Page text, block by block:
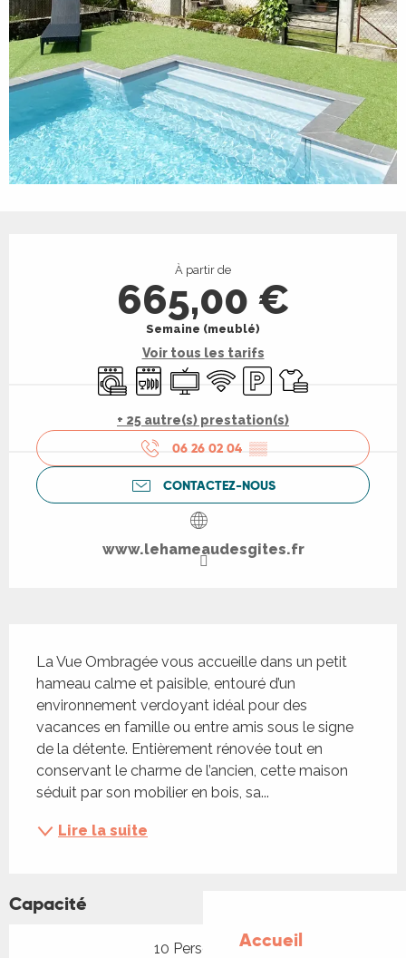
Accueil
À partir de
665,00 €
Semaine (meublé)
Voir tous les tarifs
Lave lingeLave vaisselle
Télévision
WiFi ParkingDraps et linge
+ 25 autre(s) prestation(s)
06 26 02 04 ▒▒
CONTACTEZ-NOUS
www.lehameaudesgites.fr
La Vue Ombragée vous accueille dans un petit
hameau calme et paisible, entouré d’un
environnement verdoyant idéal pour des
vacances en famille ou entre amis sous le signe
de la détente. Entièrement rénovée tout en
conservant le charme de l’ancien, cette maison
séduit par son mobilier en bois, sa...
Lire la suite
Capacité
10 Personne(s)